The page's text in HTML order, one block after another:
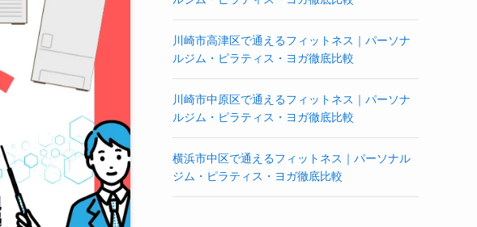
川崎市高津区で通えるフィットネス｜パーソナ
ルジム・ピラティス・ヨガ徹底比較
川崎市中原区で通えるフィットネス｜パーソナ
ルジム・ピラティス・ヨガ徹底比較
横浜市中区で通えるフィットネス｜パーソナル
ジム・ピラティス・ヨガ徹底比較